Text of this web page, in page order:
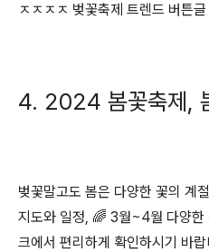
ㅈㅈㅈㅈ 벚꽃축제 트렌드 버튼글
4. 2024 봄꽃축제,
벚꽃말고도 봄은 다양한 꽃의 계
지도와 일정, 🌈 3월~4월 다양한
크에서 편리하게 확인하시기 바랍